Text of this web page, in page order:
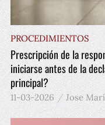
PROCEDIMIENTOS
Prescripción de la
iniciarse antes de la
principal?
11-03-2026 Jose